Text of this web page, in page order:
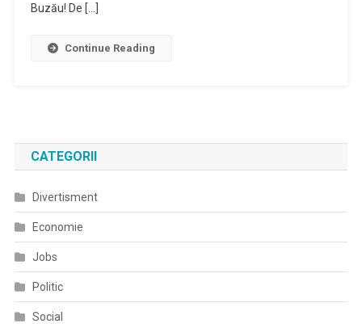
Buzău! De […]
Continue Reading
CATEGORII
Divertisment
Economie
Jobs
Politic
Social